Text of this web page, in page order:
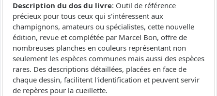
Description du dos du livre: Outil de référence
précieux pour tous ceux qui s'intéressent aux
champignons, amateurs ou spécialistes, cette nouvelle
édition, revue et complétée par Marcel Bon, offre de
nombreuses planches en couleurs représentant non
seulement les espèces communes mais aussi des espèces
rares. Des descriptions détaillées, placées en face de
chaque dessin, facilitent l'identification et peuvent servir
de repères pour la cueillette.